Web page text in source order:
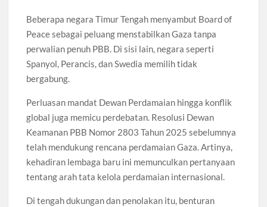
Beberapa negara Timur Tengah menyambut Board of
Peace sebagai peluang menstabilkan Gaza tanpa
perwalian penuh PBB. Di sisi lain, negara seperti
Spanyol, Perancis, dan Swedia memilih tidak
bergabung.
Perluasan mandat Dewan Perdamaian hingga konflik
global juga memicu perdebatan. Resolusi Dewan
Keamanan PBB Nomor 2803 Tahun 2025 sebelumnya
telah mendukung rencana perdamaian Gaza. Artinya,
kehadiran lembaga baru ini memunculkan pertanyaan
tentang arah tata kelola perdamaian internasional.
Di tengah dukungan dan penolakan itu, benturan